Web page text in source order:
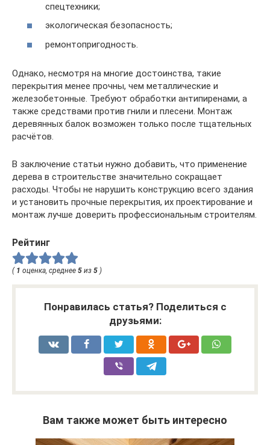
спецтехники;
экологическая безопасность;
ремонтопригодность.
Однако, несмотря на многие достоинства, такие
перекрытия менее прочны, чем металлические и
железобетонные. Требуют обработки антипиренами, а
также средствами против гнили и плесени. Монтаж
деревянных балок возможен только после тщательных
расчётов.
В заключение статьи нужно добавить, что применение
дерева в строительстве значительно сокращает
расходы. Чтобы не нарушить конструкцию всего здания
и установить прочные перекрытия, их проектирование и
монтаж лучше доверить профессиональным строителям.
Рейтинг
( 1 оценка, среднее 5 из 5 )
Понравилась статья? Поделиться с
друзьями:
Вам также может быть интересно